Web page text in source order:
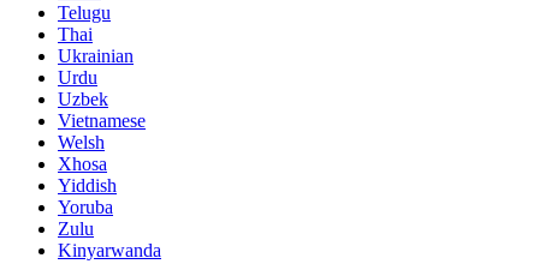
Telugu
Thai
Ukrainian
Urdu
Uzbek
Vietnamese
Welsh
Xhosa
Yiddish
Yoruba
Zulu
Kinyarwanda